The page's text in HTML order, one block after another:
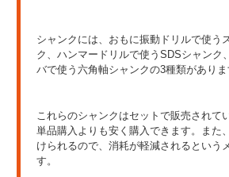
シャンクには、おもに振動ドリルで使う
ク、ハンマードリルで使うSDSシャンク
バで使う六角軸シャンクの3種類がありま
これらのシャンクはセットで販売されて
単品購入よりも安く購入できます。また
けられるので、消耗が軽減されるという
す。